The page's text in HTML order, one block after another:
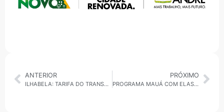
ANTERIOR
ILHABELA: TARIFA DO TRANSPORTE PÚBLICO SOBE 128% E PASSA A CUSTAR R$ 4,80 COM BILHETE ELETRÔNICO
PRÓXIMO
PROGRAMA MAUÁ COM ELAS – INFORMAÇÃO E AÇÃO É SELECIONADO PARA CONGRESSO NA ESPANHA